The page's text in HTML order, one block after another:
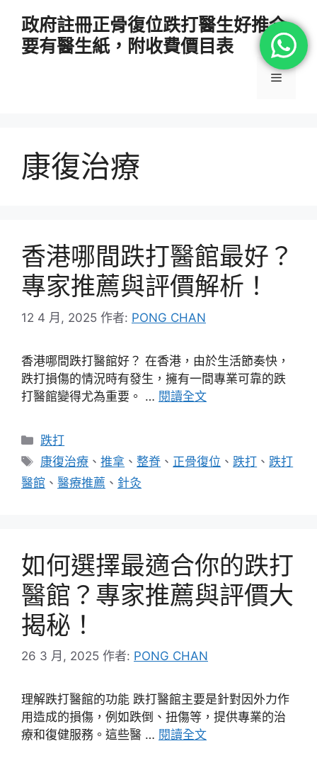
政府註冊正骨復位跌打醫生好推介
要有醫生紙，附收費價目表
選
康復治療
香港哪間跌打醫館最好？
專家推薦與評價解析！
12 4 月, 2025 作者: PONG CHAN
香港哪間跌打醫館好？ 在香港，由於生活節奏快，
跌打損傷的情況時有發生，擁有一間專業可靠的跌
打醫館變得尤為重要。 … 閱讀全文
分
類
跌打
標
籤
康復治療 、推拿 、整脊 、 正骨復位 、 跌打 、 跌打
醫館 、 醫療推薦 、 針灸
如何選擇最適合你的跌打
醫館？專家推薦與評價大
揭秘！
26 3 月, 2025 作者: PONG CHAN
理解跌打醫館的功能 跌打醫館主要是針對因外力作
用造成的損傷，例如跌倒、扭傷等，提供專業的治
療和復健服務。這些醫 … 閱讀全文